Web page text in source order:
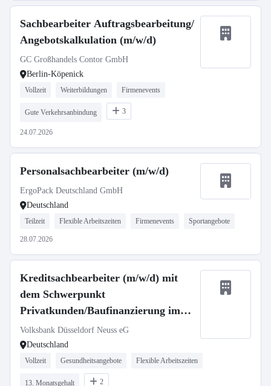
Sachbearbeiter Auftragsbearbeitung/
Angebotskalkulation (m/w/d)
GC Großhandels Contor GmbH
Berlin-Köpenick
Vollzeit Weiterbildungen Firmenevents
Gute Verkehrsanbindung 3
24.07.2026
Personalsachbearbeiter (m/w/d)
ErgoPack Deutschland GmbH
Deutschland
Teilzeit Flexible Arbeitszeiten Firmenevents Sportangebote
28.07.2026
Kreditsachbearbeiter (m/w/d) mit
dem Schwerpunkt
Privatkunden/Baufinanzierung im
Bestandsgeschäft
Volksbank Düsseldorf Neuss eG
Deutschland
Vollzeit Gesundheitsangebote Flexible Arbeitszeiten
13. Monatsgehalt 2